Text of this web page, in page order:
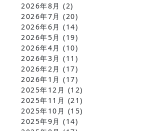
2026年8月 (2)
2026年7月 (20)
2026年6月 (14)
2026年5月 (19)
2026年4月 (10)
2026年3月 (11)
2026年2月 (17)
2026年1月 (17)
2025年12月 (12)
2025年11月 (21)
2025年10月 (15)
2025年9月 (14)